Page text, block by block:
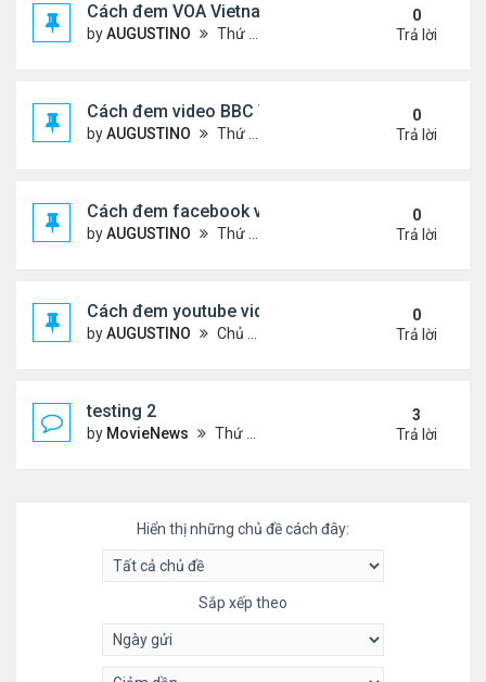
Cách đem VOA Vietnamese vào diễn đàn
byAUGUSTINO Thứ 5 Tháng 10 15, 2020 11:08 am
0
Trả lời
Cách đem video BBC Việt vào diễn đàn
byAUGUSTINO Thứ 5 Tháng 10 15, 2020 10:34 am
0
Trả lời
Cách đem facebook video vào diễn đàn
byAUGUSTINO Thứ 4 Tháng 10 14, 2020 10:42 pm
0
Trả lời
Cách đem youtube video vào diễn đàn
byAUGUSTINO Chủ nhật Tháng 10 11, 2020 8:50 pm
0
Trả lời
testing 2
by MovieNews Thứ 4 Tháng 10 14, 2020 10:16 pm
3
Trả lời
Hiển thị những chủ đề cách đây:
Sắp xếp theo